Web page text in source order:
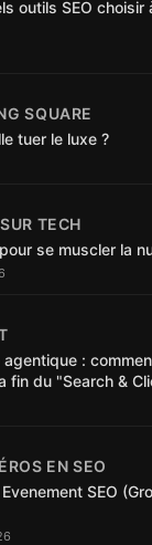
outils SEO choisir
SQUARE
tuer le luxe ?
TECH
se muscler la
agentique :
fin du "Search &
EN SEO
SEO